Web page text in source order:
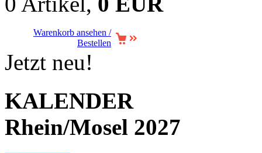
Warenkorb ansehen /
Bestellen
Jetzt neu!
KALENDER
Rhein/Mosel 2027